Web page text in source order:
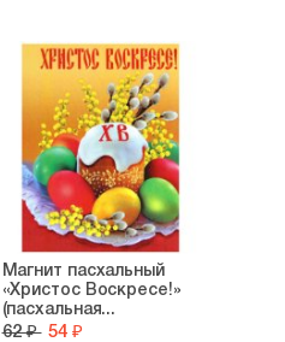
Магнит пасхальный
«Христос Воскресе!»
(пасхальная...
62 ₽ 54 ₽